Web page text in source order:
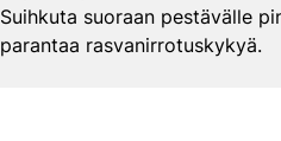
Suihkuta suoraan pestävälle
parantaa rasvanirrotuskykyä.